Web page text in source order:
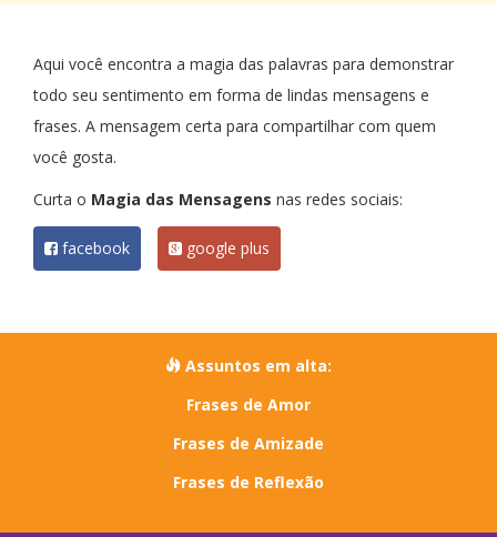
Aqui você encontra a magia das palavras para demonstrar
todo seu sentimento em forma de lindas mensagens e
frases. A mensagem certa para compartilhar com quem
você gosta.
Curta o Magia das Mensagens nas redes sociais:
facebook google plus
Assuntos em alta:
Frases de Amor
Frases de Amizade
Frases de Reflexão